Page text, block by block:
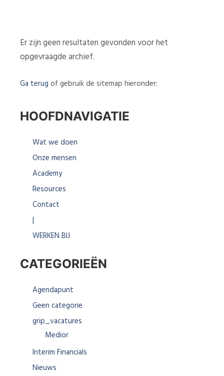
Er zijn geen resultaten gevonden voor het
opgevraagde archief.
Ga terug of gebruik de sitemap hieronder:
HOOFDNAVIGATIE
Wat we doen
Onze mensen
Academy
Resources
Contact
|
WERKEN BIJ
CATEGORIEËN
Agendapunt
Geen categorie
grip_vacatures
Medior
Interim Financials
Nieuws